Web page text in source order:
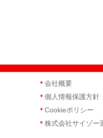
会社概要
個人情報保護方針
Cookieポリシー
株式会社サイゾー